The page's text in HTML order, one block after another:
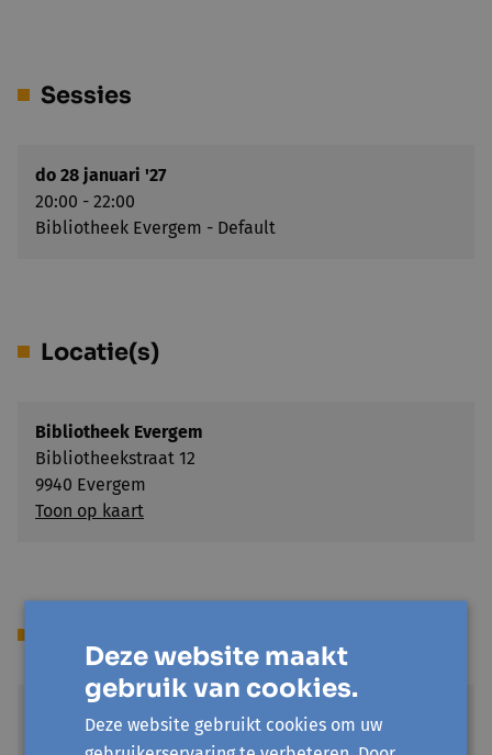
Sessies
do 28 januari '27
20:00 - 22:00
Bibliotheek Evergem - Default
Locatie(s)
Bibliotheek Evergem
Bibliotheekstraat 12
9940 Evergem
Toon op kaart
Standaardprijs
Deze website maakt
gebruik van cookies.
Deze website gebruikt cookies om uw